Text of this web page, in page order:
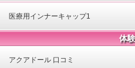
医療用インナーキャップ1
体
アクアドール 口コミ